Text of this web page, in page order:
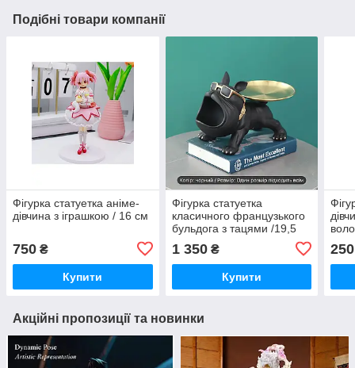
Подібні товари компанії
Фігурка статуетка аніме-
дівчина з іграшкою / 16 см
750 ₴
Купити
Фігурка статуетка
класичного французького
бульдога з тацями /19,5
1 350₴
Купити
250
Акційні пропозиції та новинки